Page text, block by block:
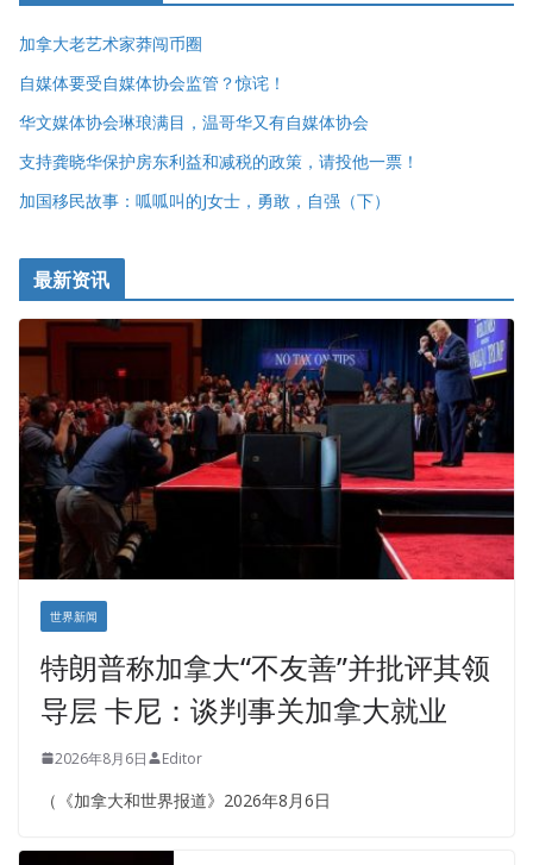
加拿大老艺术家莽闯币圈
自媒体要受自媒体协会监管？惊诧！
华文媒体协会琳琅满目，温哥华又有自媒体协会
支持龚晓华保护房东利益和减税的政策，请投他一票！
加国移民故事：呱呱叫的J女士，勇敢，自强（下）
最新资讯
世界新闻
特朗普称加拿大“不友善”并批评其领
导层 卡尼：谈判事关加拿大就业
2026年8月6日 Editor
（《加拿大和世界报道》2026年8月6日